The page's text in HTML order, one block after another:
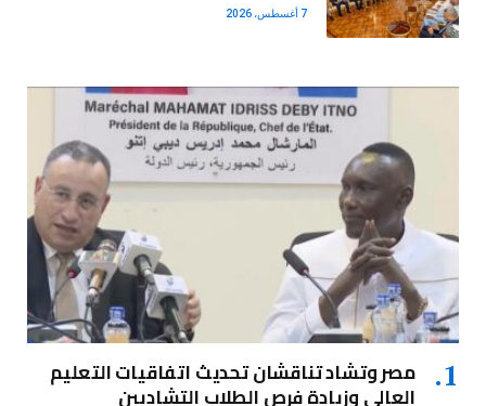
7 أغسطس، 2026
مصر وتشاد تناقشان تحديث اتفاقيات التعليم
العالي وزيادة فرص الطلاب التشاديين